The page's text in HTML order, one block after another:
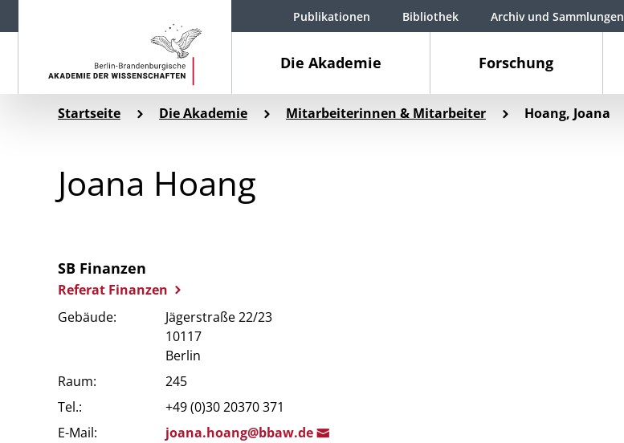
Die Akademie Forschung
Publikationen Bibliothek Archiv und Sammlungen
Startseite Die Akademie Mitarbeiterinnen & Mitarbeiter Hoang, Joana
Joana Hoang
SB Finanzen
Referat Finanzen
Gebäude:
Jägerstraße 22/23
10117
Berlin
Raum:
245
Tel.:
+49 (0)30 20370 371
E-Mail:
joana.hoang@bbaw.de